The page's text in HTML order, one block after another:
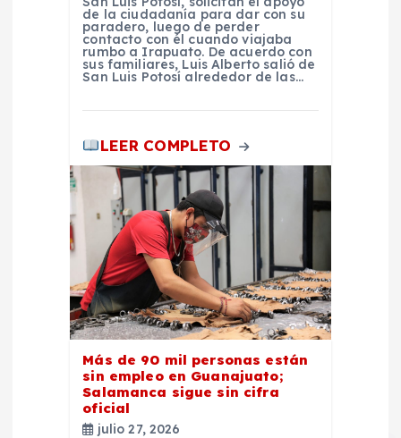
de la ciudadanía para dar con su
paradero, luego de perder
contacto con él cuando viajaba
rumbo a Irapuato. De acuerdo con
sus familiares, Luis Alberto salió de
San Luis Potosí alrededor de las…
LEER COMPLETO
Más de 90 mil personas están
sin empleo en Guanajuato;
Salamanca sigue sin cifra
oficial
julio 27, 2026